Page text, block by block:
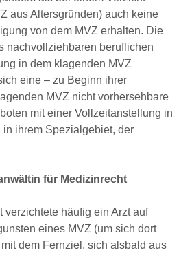
aus Altersgründen) auch keine
von dem MVZ erhalten. Die
nachvollziehbaren beruflichen
in dem klagenden MVZ
eine – zu Beginn ihrer
MVZ nicht vorhersehbare
mit einer Vollzeitanstellung in
ihrem Spezialgebiet, der
für Medizinrecht
verzichtete häufig ein Arzt auf
eines MVZ (um sich dort
dem Fernziel, sich alsbald aus